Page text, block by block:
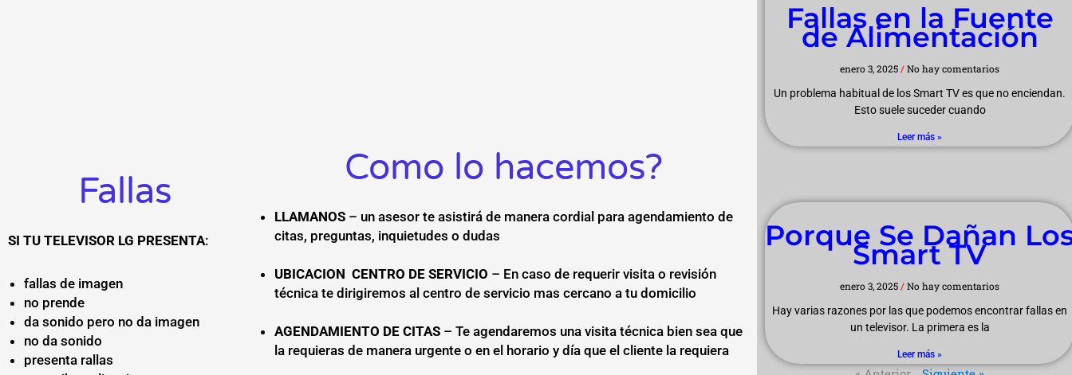
Fallas
SI TU TELEVISOR LG PRESENTA:
fallas de imagen
no prende
da sonido pero no da imagen
no da sonido
presenta rallas
Como lo hacemos?
LLAMANOS– un asesor te asistirá de manera cordial para agendamiento de
citas, preguntas, inquietudes o dudas
UBICACION CENTRO DE SERVICIO – En caso de requerir visita o revisión
técnica te dirigiremos al centro de servicio mas cercano a tu domicilio
AGENDAMIENTO DE CITAS– Te agendaremos una visita técnica bien sea que
la requieras de manera urgente o en el horario y día que el cliente la requiera
Fallas en la Fuente
de Alimentación
enero 3, 2025 No hay comentarios
Un problema habitual de los Smart TV es que no enciendan.
Esto suele suceder cuando
Leer más »
Porque Se Dañan
Smart TV
enero 3, 2025 No hay comentarios
Hay varias razones por las que podemos encontrar fallas en
un televisor. La primera es la
Leer más »